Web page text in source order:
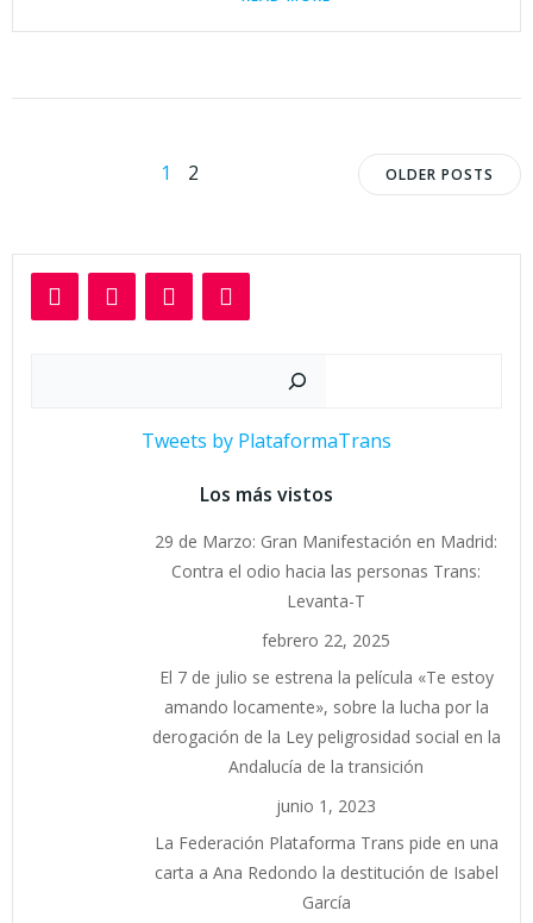
Navegación
por
las
Página
1 Página
2
por
OLDER POSTS
Tweets by PlataformaTrans
Los más vistos
29 de Marzo: Gran Manifestación en Madrid:
Contra el odio hacia las personas Trans:
Levanta-T
febrero 22, 2025
El 7 de julio se estrena la película «Te estoy
amando locamente», sobre la lucha por la
derogación de la Ley peligrosidad social en la
Andalucía de la transición
junio 1, 2023
La Federación Plataforma Trans pide en una
carta a Ana Redondo la destitución de Isabel
García